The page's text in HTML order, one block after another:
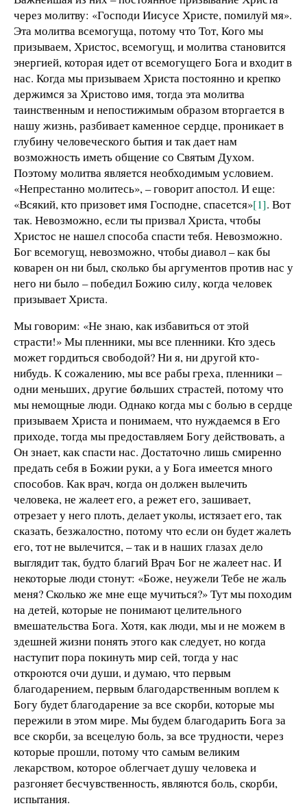
через молитву: «Господи Иисусе Христе, помилуй мя».
Эта молитва всемогуща, потому что Тот, Кого мы
призываем, Христос, всемогущ, и молитва становится
энергией, которая идет от всемогущего Бога и входит в
нас. Когда мы призываем Христа постоянно и крепко
держимся за Христово имя, тогда эта молитва
таинственным и непостижимым образом вторгается в
нашу жизнь, разбивает каменное сердце, проникает в
глубину человеческого бытия и так дает нам
возможность иметь общение со Святым Духом.
Поэтому молитва является необходимым условием.
«Непрестанно молитесь», – говорит апостол. И еще:
«Всякий, кто призовет имя Господне, спасется»[1]. Вот
так. Невозможно, если ты призвал Христа, чтобы
Христос не нашел способа спасти тебя. Невозможно.
Бог всемогущ, невозможно, чтобы диавол – как бы
коварен он ни был, сколько бы аргументов против нас у
него ни было – победил Божию силу, когда человек
призывает Христа.
Мы говорим: «Не знаю, как избавиться от этой
страсти!» Мы пленники, мы все пленники. Кто здесь
может гордиться свободой? Ни я, ни другой кто-
нибудь. К сожалению, мы все рабы греха, пленники –
одни меньших, другие больших страстей, потому что
мы немощные люди. Однако когда мы с болью в сердце
призываем Христа и понимаем, что нуждаемся в Его
приходе, тогда мы предоставляем Богу действовать, а
Он знает, как спасти нас. Достаточно лишь смиренно
предать себя в Божии руки, а у Бога имеется много
способов. Как врач, когда он должен вылечить
человека, не жалеет его, а режет его, зашивает,
отрезает у него плоть, делает уколы, истязает его, так
сказать, безжалостно, потому что если он будет жалеть
его, тот не вылечится, – так и в наших глазах дело
выглядит так, будто благий Врач Бог не жалеет нас. И
некоторые люди стонут: «Боже, неужели Тебе не жаль
меня? Сколько же мне еще мучиться?» Тут мы походим
на детей, которые не понимают целительного
вмешательства Бога. Хотя, как люди, мы и не можем в
здешней жизни понять этого как следует, но когда
наступит пора покинуть мир сей, тогда у нас
откроются очи души, и думаю, что первым
благодарением, первым благодарственным воплем к
Богу будет благодарение за все скорби, которые мы
пережили в этом мире. Мы будем благодарить Бога за
все скорби, за всецелую боль, за все трудности, через
которые прошли, потому что самым великим
лекарством, которое облегчает душу человека и
разгоняет бесчувственность, являются боль, скорби,
испытания.